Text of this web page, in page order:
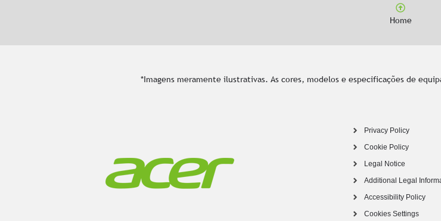
Home
*Imagens meramente ilustrativas. As cores, modelos e especificações de
Privacy Policy
Cookie Policy
Legal Notice
Additional Legal
Accessibility Policy
Cookies Settings